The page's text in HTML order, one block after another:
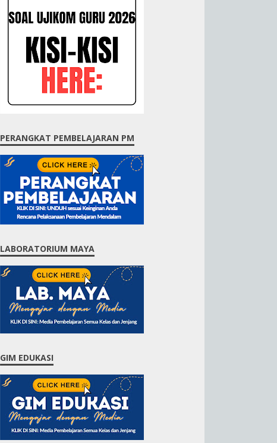
PERANGKAT PEMBELAJARAN PM
LABORATORIUM MAYA
GIM EDUKASI